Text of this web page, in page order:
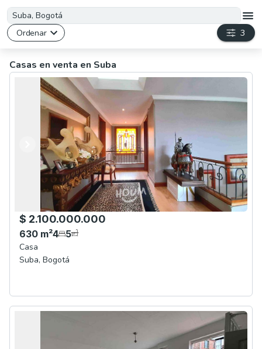
3
Ordenar
Casas en venta en Suba
Anterior
Siguiente
$ 2.100.000.000
630 m²4 5
Casa
Suba, Bogotá